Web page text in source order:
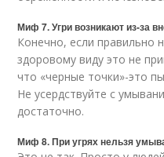
Миф 7. Угри возникают из-за
Конечно, если правильно
здоровому виду это не
что «черные точки»-это
Не усердствуйте с
достаточно.
Миф 8. При угрях нельзя